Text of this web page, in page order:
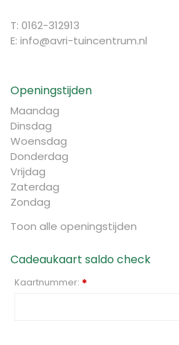
T: 0162-312913
E: info@avri-tuincentrum.nl
Openingstijden
Maandag
Dinsdag
Woensdag
Donderdag
Vrijdag
Zaterdag
Zondag
Toon alle openingstijden
Cadeaukaart saldo check
Kaartnummer: *